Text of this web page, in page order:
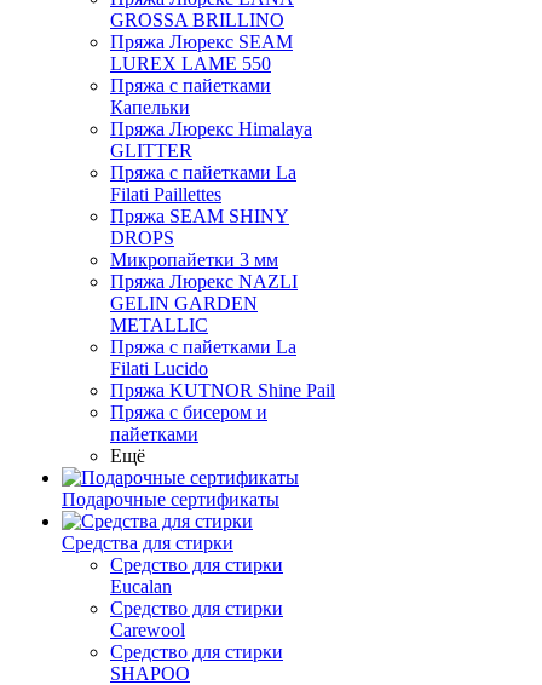
GROSSA BRILLINO
Пряжа Люрекс SEAM
LUREX LAME 550
Пряжа с пайетками
Капельки
Пряжа Люрекс Himalaya
GLITTER
Пряжа с пайетками La
Filati Paillettes
Пряжа SEAM SHINY
DROPS
Микропайетки 3 мм
Пряжа Люрекс NAZLI
GELIN GARDEN
METALLIC
Пряжа с пайетками La
Filati Lucido
Пряжа KUTNOR Shine Pail
Пряжа с бисером и
пайетками
Ещё
Подарочные сертификаты
Средства для стирки
Средство для стирки
Eucalan
Средство для стирки
Carewool
Средство для стирки
SHAPOO